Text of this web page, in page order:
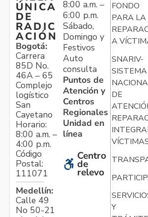
ÚNICA
DE
RADIC
ACIÓN
Bogotá:
Carrera
85D No.
46A – 65
Complejo
logístico
San
Cayetano
Horario:
8:00 a.m. –
4:00 p.m.
Código
Postal:
111071
Medellín:
Calle 49
No 50-21
8:00 a.m. –
6:00 p.m.
Sábado,
Domingo y
Festivos
Auto
consulta
Puntos de
Atención y
Centros
Regionales
Unidad en
línea
Centro
de
relevo
FONDO
PARA LA
A
SNARIV-
SISTEMA
DE
Y